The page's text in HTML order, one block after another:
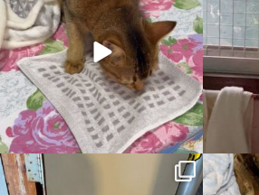
10月 16